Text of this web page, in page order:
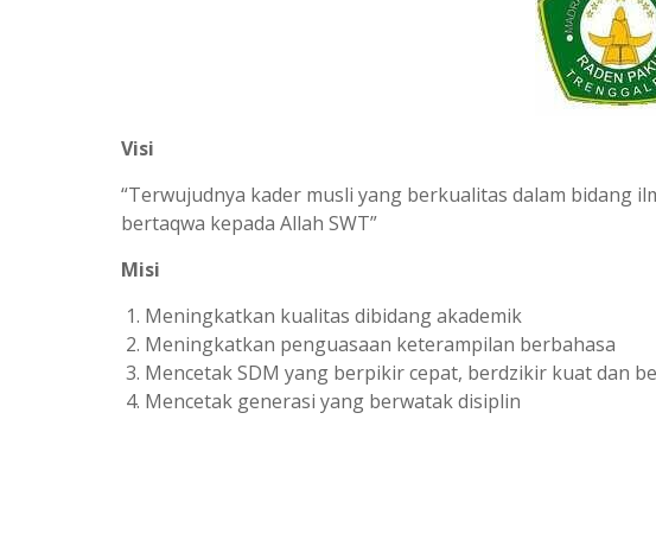
Visi
“Terwujudnya kader musli yang berkualitas dalam bidang
bertaqwa kepada Allah SWT”
Misi
Meningkatkan kualitas dibidang akademik
Meningkatkan penguasaan keterampilan berbahasa
Mencetak SDM yang berpikir cepat, berdzikir kuat dan
Mencetak generasi yang berwatak disiplin